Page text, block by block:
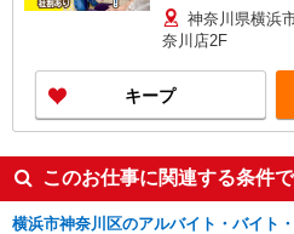
給1,275円 平日17
時〜 時給1,360円
日・祝17〜20時
給1,360円 ※資格
神奈川県横浜
奈川店2F
キープ
このお仕事に関連する条件
横浜市神奈川区のアルバイト・バイト